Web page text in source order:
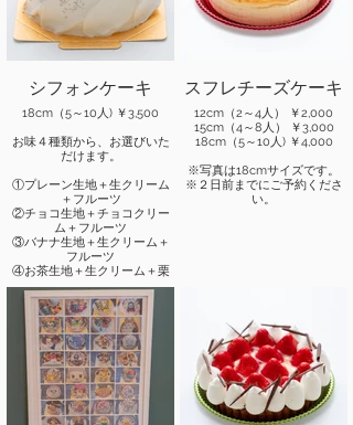
シフォンケーキ
18cm（5～10人) ￥3,500
お味４種類から、お選びいた
だけます。
①プレーン生地＋生クリーム
＋フルーツ
②チョコ生地＋チョコクリー
ム＋フルーツ
③バナナ生地＋生クリーム＋
フルーツ
④お茶生地＋生クリーム＋栗
スフレチーズケーキ
12cm（2～4人） ￥2,000
15cm（4～8人） ￥3,000
18cm（5～10人) ￥4,000
※写真は18cmサイズです。
※２日前までにご予約くださ
い。